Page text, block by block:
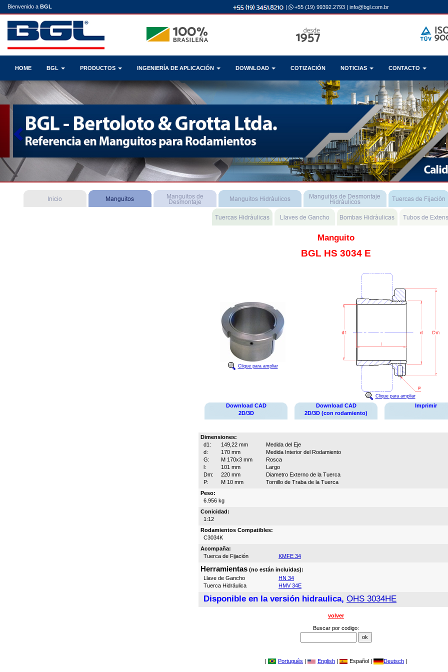
Bienvenido a BGL | +55 (19) 99392.2793 | info@bgl.com.br
HOME BGL PRODUCTOS INGENIERÍA DE APLICACIÓN DOWNLOAD COTIZACIÓN NOTICIAS CONTACTO
Previous
Manguito
BGL HS 3034 E
Clique para ampliar
Clique para ampliar
Download CAD
2D/3D
Download CAD
2D/3D (con rodamiento)
Imprimir
Dimensiones:
d1:
149,22 mm
Medida del Eje
d:
170 mm
Medida Interior del Rodamiento
G:
M 170x3 mm
Rosca
l:
101 mm
Largo
Dm:
220 mm
Diametro Externo de la Tuerca
P:
M 10 mm
Tornillo de Traba de la Tuerca
Peso:
6.956 kg
Conicidad:
1:12
Rodamientos Compatibles:
C3034K
Acompaña:
Tuerca de Fijación
KMFE 34
Herramientas (no están incluidas):
Llave de Gancho
HN 34
Tuerca Hidráulica
HMV 34E
Disponible en la versión hidraulica, OHS 3034HE
volver
Buscar por codigo:
| Português | English | Español | Deutsch |